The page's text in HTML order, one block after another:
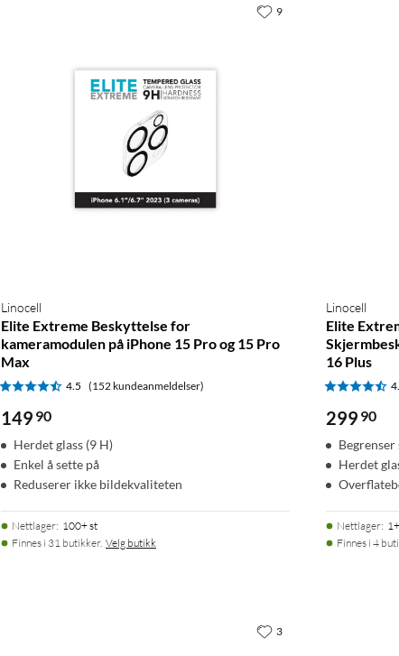
Linocell
Elite Extreme Beskyttelse for
kameramodulen på iPhone 15 Pro og 15 Pro
Max
4.5 (152 kundeanmeldelser)
149 90
Herdet glass (9 H)
Enkel å sette på
Reduserer ikke bildekvaliteten
Nettlager: 100+ st
Finnes i 31 butikker. Velg butikk
9
Linocell
Elite
16 Plus
299 90
Herdet
Nettlager:
Finnes i 4
3